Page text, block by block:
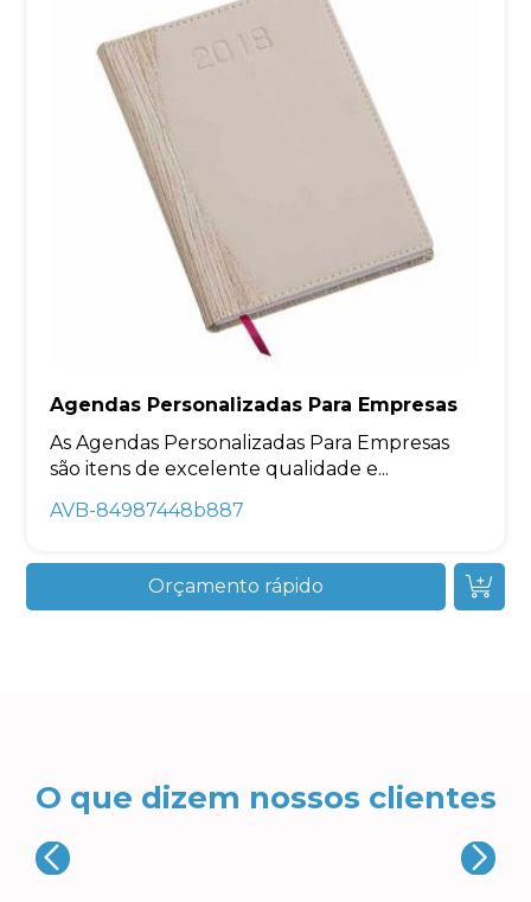
Agendas Personalizadas Para Empresas
As Agendas Personalizadas Para Empresas
são itens de excelente qualidade e...
AVB-84987448b887
Orçamento rápido
O que dizem nossos clientes